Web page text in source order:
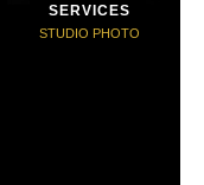
SERVICES
STUDIO PHOTO